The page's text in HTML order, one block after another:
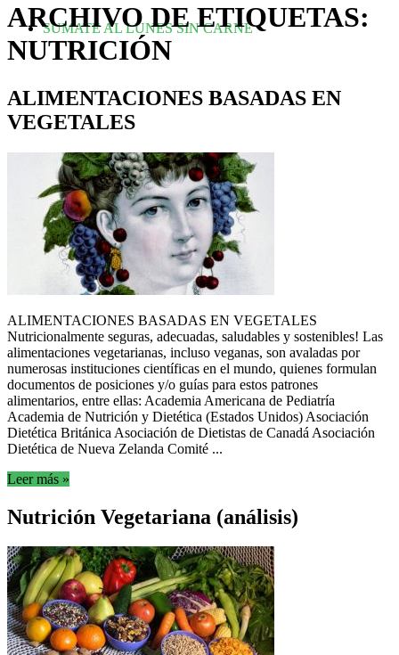
SUMATE AL LUNES SIN CARNE
ARCHIVO DE ETIQUETAS:
NUTRICIÓN
ALIMENTACIONES BASADAS EN
VEGETALES
ALIMENTACIONES BASADAS EN VEGETALES
Nutricionalmente seguras, adecuadas, saludables y sostenibles! Las
alimentaciones vegetarianas, incluso veganas, son avaladas por
numerosas instituciones científicas en el mundo, quienes formulan
documentos de posiciones y/o guías para estos patrones
alimentarios, entre ellas: Academia Americana de Pediatría
Academia de Nutrición y Dietética (Estados Unidos) Asociación
Dietética Británica Asociación de Dietistas de Canadá Asociación
Dietética de Nueva Zelanda Comité ...
Leer más »
Nutrición Vegetariana (análisis)